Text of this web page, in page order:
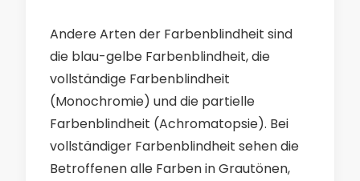
Andere Arten der Farbenblindheit sind
die blau-gelbe Farbenblindheit, die
vollständige Farbenblindheit
(Monochromie) und die partielle
Farbenblindheit (Achromatopsie). Bei
vollständiger Farbenblindheit sehen die
Betroffenen alle Farben in Grautönen,